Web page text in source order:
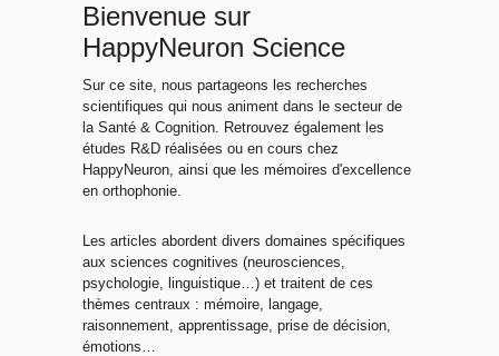
Bienvenue sur
HappyNeuron Science
Sur ce site, nous partageons les recherches
scientifiques qui nous animent dans le secteur de
la Santé & Cognition. Retrouvez également les
études R&D réalisées ou en cours chez
HappyNeuron, ainsi que les mémoires d'excellence
en orthophonie.
Les articles abordent divers domaines spécifiques
aux sciences cognitives (neurosciences,
psychologie, linguistique…) et traitent de ces
thèmes centraux : mémoire, langage,
raisonnement, apprentissage, prise de décision,
émotions…